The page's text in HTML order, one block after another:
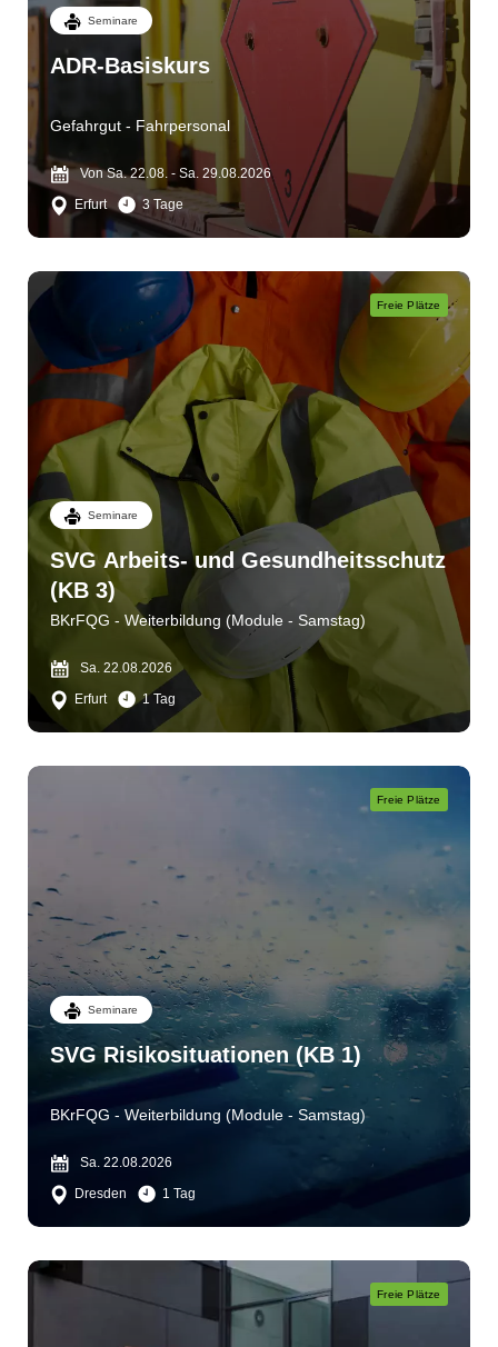
Seminare
ADR-Basiskurs
Gefahrgut - Fahrpersonal
Von Sa. 22.08. - Sa. 29.08.2026
Erfurt
3 Tage
Freie Plätze
Seminare
SVG Arbeits- und Gesundheitsschutz
(KB 3)
BKrFQG - Weiterbildung (Module - Samstag)
Sa. 22.08.2026
Erfurt
1 Tag
Freie Plätze
Seminare
SVG Risikosituationen (KB 1)
BKrFQG - Weiterbildung (Module - Samstag)
Sa. 22.08.2026
Dresden
1 Tag
Freie Plätze